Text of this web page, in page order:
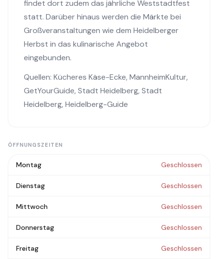
findet dort zudem das jährliche Weststadtfest
statt. Darüber hinaus werden die Märkte bei
Großveranstaltungen wie dem Heidelberger
Herbst in das kulinarische Angebot
eingebunden.
Quellen: Kücheres Käse-Ecke, MannheimKultur,
GetYourGuide, Stadt Heidelberg, Stadt
Heidelberg, Heidelberg-Guide
ÖFFNUNGSZEITEN
Montag Geschlossen
Dienstag Geschlossen
Mittwoch Geschlossen
Donnerstag Geschlossen
Freitag Geschlossen